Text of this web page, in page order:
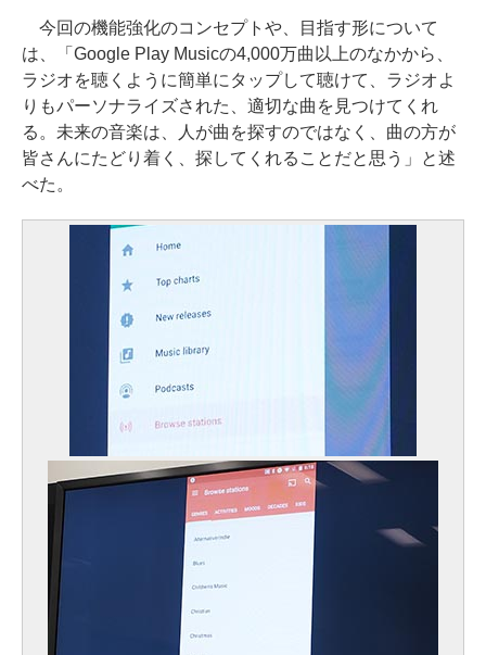
今回の機能強化のコンセプトや、目指す形について
は、「Google Play Musicの4,000万曲以上のなかから、
ラジオを聴くように簡単にタップして聴けて、ラジオよ
りもパーソナライズされた、適切な曲を見つけてくれ
る。未来の音楽は、人が曲を探すのではなく、曲の方が
皆さんにたどり着く、探してくれることだと思う」と述
べた。